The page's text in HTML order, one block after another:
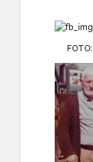
FOTO: